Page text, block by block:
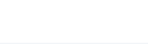
de gas, por lo que no tendras